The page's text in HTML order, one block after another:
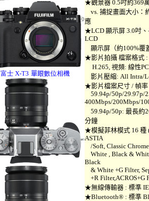
富士 X-T3 單眼數位相機
★觀景器 0.5吋約369
vs. 捕捉畫面大小：
應
★LCD 顯示屏 3.0吋
LCD
顯示屏（約100%覆
★影片拍攝 檔案格式 :
H.265, 視頻: 線性
影片壓縮: All Intra/
★影片檔案尺寸 / 幀率
59.94p/50p/29.97p/
400Mbps/200Mbps/
59.94p/50p: 最長約
分鐘
★模擬菲林模式 16 種
ASTIA
/Soft, Classic
White , Black &
Black
& White +G Filter,
+R Filter,ACROS+G
★無線傳輸器 : 標準
★Bluetooth® : 標準